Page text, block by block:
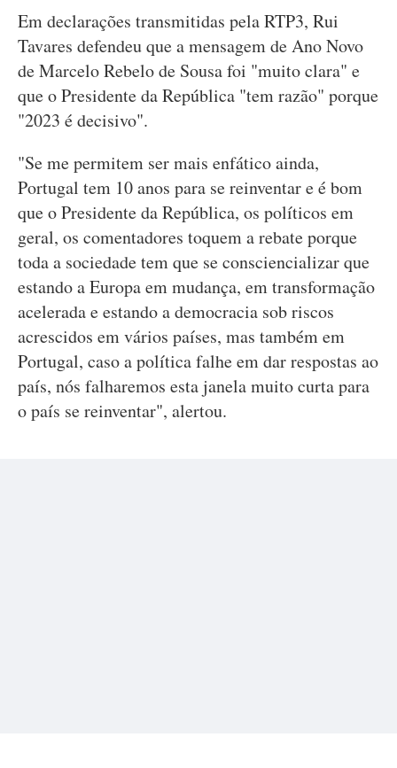
Em declarações transmitidas pela RTP3, Rui
Tavares defendeu que a mensagem de Ano Novo
de Marcelo Rebelo de Sousa foi "muito clara" e
que o Presidente da República "tem razão" porque
"2023 é decisivo".
"Se me permitem ser mais enfático ainda,
Portugal tem 10 anos para se reinventar e é bom
que o Presidente da República, os políticos em
geral, os comentadores toquem a rebate porque
toda a sociedade tem que se consciencializar que
estando a Europa em mudança, em transformação
acelerada e estando a democracia sob riscos
acrescidos em vários países, mas também em
Portugal, caso a política falhe em dar respostas ao
país, nós falharemos esta janela muito curta para
o país se reinventar", alertou.